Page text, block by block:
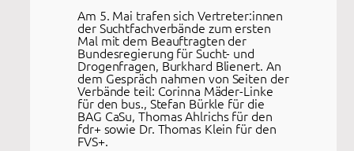
Am 5. Mai trafen sich Vertreter:innen
der Suchtfachverbände zum ersten
Mal mit dem Beauftragten der
Bundesregierung für Sucht- und
Drogenfragen, Burkhard Blienert. An
dem Gespräch nahmen von Seiten der
Verbände teil: Corinna Mäder-Linke
für den bus., Stefan Bürkle für die
BAG CaSu, Thomas Ahlrichs für den
fdr+ sowie Dr. Thomas Klein für den
FVS+.